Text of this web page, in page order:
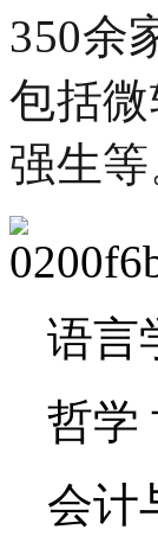
350余
包括
强生等
语言
哲学
会计